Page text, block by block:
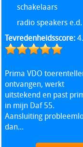
schakelaars
radio speakers e.d.
Tevredenheidsscore:
Prima VDO
ontvangen, werkt
uitstekend en past
in mijn Daf 55.
Aansluiting
dan...